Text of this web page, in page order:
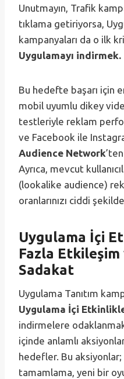
Unutmayın, Trafik
tıklama getiriyorsa,
kampanyaları da o ilk
Uygulamayı indirmek.
Bu hedefte başarı için
mobil uyumlu dikey
testleriyle reklam
ve Facebook ile
Audience Network
Ayrıca, mevcut
(lookalike audience)
oranlarınızı ciddi
Uygulama İçi
Fazla Etkileşim
Sadakat
Uygulama Tanıtım
Uygulama İçi
indirmelere
içinde anlamlı
hedefler. Bu
tamamlama, yeni bir